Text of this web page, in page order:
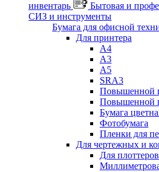
инвентарь
Бытовая и
СИЗ и инструменты
Бумага для офисной
Для принтера
А4
А3
А5
SRA3
Повышенной
Повышенной
Бумага
Фотобумага
Пленки для
Для чертежных и
Для плоттеров